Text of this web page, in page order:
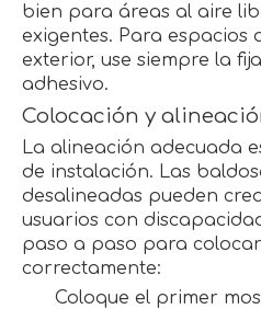
bien para áreas al aire
exigentes. Para espacios
exterior, use siempre la
adhesivo.
Colocación y
La alineación adecuada
de instalación. Las
desalineadas pueden
usuarios con
paso a paso para
correctamente:
Coloque el primer